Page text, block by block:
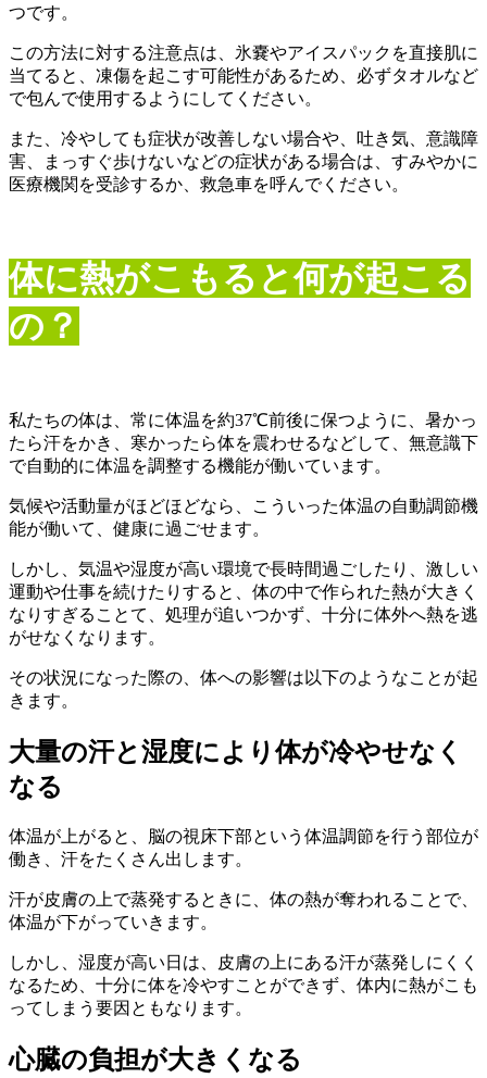
つです。
この方法に対する注意点は、氷嚢やアイスパックを直接肌に
当てると、凍傷を起こす可能性があるため、必ずタオルなど
で包んで使用するようにしてください。
また、冷やしても症状が改善しない場合や、吐き気、意識障
害、まっすぐ歩けないなどの症状がある場合は、すみやかに
医療機関を受診するか、救急車を呼んでください。
体に熱がこもると何が起こる
の？
私たちの体は、常に体温を約37℃前後に保つように、暑かっ
たら汗をかき、寒かったら体を震わせるなどして、無意識下
で自動的に体温を調整する機能が働いています。
気候や活動量がほどほどなら、こういった体温の自動調節機
能が働いて、健康に過ごせます。
しかし、気温や湿度が高い環境で長時間過ごしたり、激しい
運動や仕事を続けたりすると、体の中で作られた熱が大きく
なりすぎることて、処理が追いつかず、十分に体外へ熱を逃
がせなくなります。
その状況になった際の、体への影響は以下のようなことが起
きます。
大量の汗と湿度により体が冷やせなく
なる
体温が上がると、脳の視床下部という体温調節を行う部位が
働き、汗をたくさん出します。
汗が皮膚の上で蒸発するときに、体の熱が奪われることで、
体温が下がっていきます。
しかし、湿度が高い日は、皮膚の上にある汗が蒸発しにくく
なるため、十分に体を冷やすことができず、体内に熱がこも
ってしまう要因ともなります。
心臓の負担が大きくなる